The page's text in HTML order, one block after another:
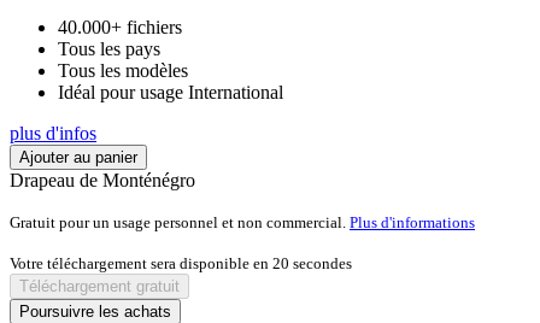
€200,00.€39,99.
40.000+ fichiers
Tous les pays
Tous les modèles
Idéal pour usage International
plus d'infos
Ajouter au panier
Drapeau de Monténégro
Gratuit pour un usage personnel et non commercial. Plus d'informations
Votre téléchargement sera disponible en 20 secondes
Téléchargement gratuit
Poursuivre les achats